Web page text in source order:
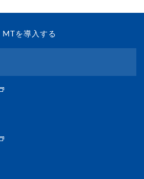
MTを導入する